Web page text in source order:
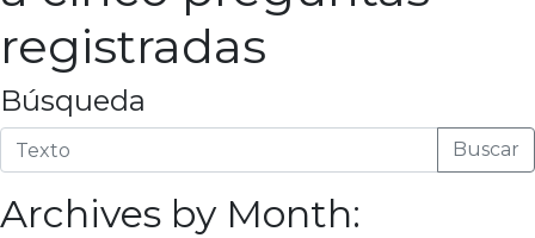
registradas
Búsqueda
Buscar
Archives by Month: